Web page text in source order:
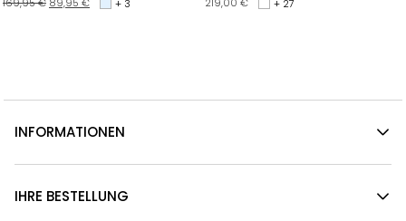
+ 3 + 27
INFORMATIONEN
IHRE BESTELLUNG